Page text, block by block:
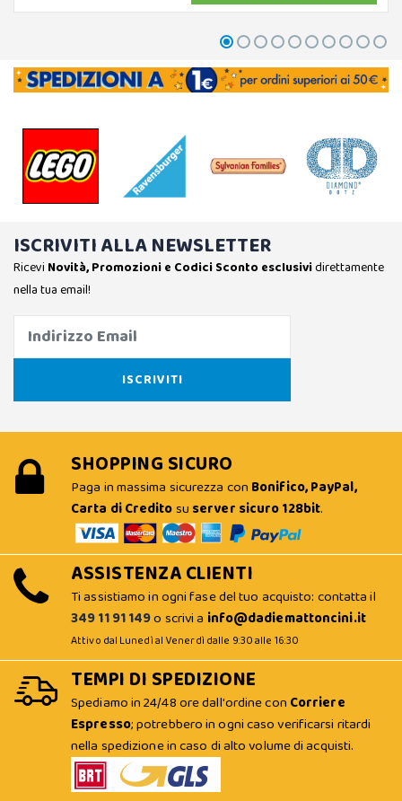
ISCRIVITI ALLA NEWSLETTER
Ricevi Novità, Promozioni e Codici Sconto esclusividirettamente
nella tua email!
SHOPPING SICURO
Paga in massima sicurezza con Bonifico, PayPal,
Carta di Creditosu server sicuro 128bit.
ASSISTENZA CLIENTI
Ti assistiamo in ogni fase del tuo acquisto: contatta il
349 11 91 149o scrivi a info@dadiemattoncini.it
Attivo dal Lunedì al Venerdì dalle 9:30 alle 16:30
TEMPI DI SPEDIZIONE
Spediamo in 24/48 ore dall'ordine con Corriere
Espresso; potrebbero in ogni caso verificarsi ritardi
nella spedizione in caso di alto volume di acquisti.